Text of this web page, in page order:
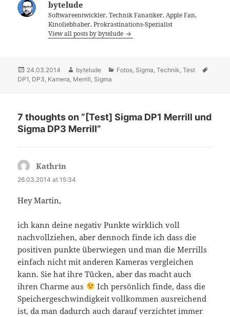
bytelude
Softwareentwickler, Technik Fanatiker, Apple Fan,
Kinoliebhaber, Prokrastinations-Spezialist
View all posts by bytelude
Posted
on
24.03.2014 Author
bytelude Categories
Fotos Sigma ,Technik ,Test
DP1 DP3 Kamera Merrill Sigma
7 thoughts on “[Test] Sigma DP1 Merrill und
Sigma DP3 Merrill”
Kathrin
26.03.2014 at 15:34
Hey Martin,
ich kann deine negativ Punkte wirklich voll
nachvollziehen, aber dennoch finde ich dass die
positiven punkte überwiegen und man die Merrills
einfach nicht mit anderen Kameras vergleichen
kann. Sie hat ihre Tücken, aber das macht auch
ihren Charme aus
Ich persönlich finde, dass die
Speichergeschwindigkeit vollkommen ausreichend
ist, da man dadurch auch darauf verzichtet immer